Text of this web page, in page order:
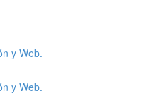
y Web.
y Web.